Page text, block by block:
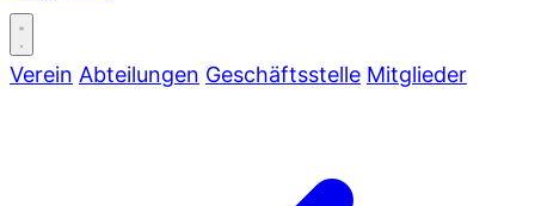
Verein Abteilungen Geschäftsstelle Mitglieder